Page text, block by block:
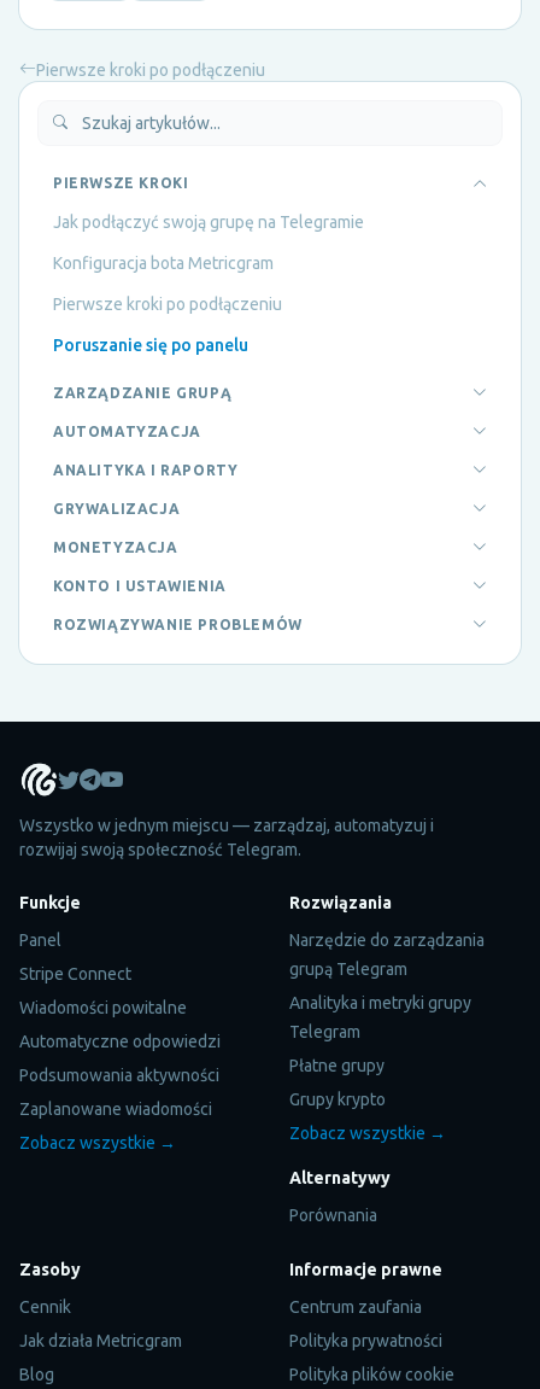
Pierwsze kroki po podłączeniu
PIERWSZE KROKI
Jak podłączyć swoją grupę na Telegramie
Konfiguracja bota Metricgram
Pierwsze kroki po podłączeniu
Poruszanie się po panelu
ZARZĄDZANIE GRUPĄ
AUTOMATYZACJA
ANALITYKA I RAPORTY
GRYWALIZACJA
MONETYZACJA
KONTO I USTAWIENIA
ROZWIĄZYWANIE PROBLEMÓW
Wszystko w jednym miejscu — zarządzaj, automatyzuj i
rozwijaj swoją społeczność Telegram.
Funkcje
Panel
Stripe Connect
Wiadomości powitalne
Automatyczne odpowiedzi
Podsumowania aktywności
Zaplanowane wiadomości
Zobacz wszystkie →
Rozwiązania
Narzędzie do zarządzania
grupą Telegram
Analityka i metryki grupy
Telegram
Płatne grupy
Grupy krypto
Zobacz wszystkie →
Alternatywy
Porównania
Zasoby
Cennik
Jak działa Metricgram
Blog
Informacje prawne
Centrum zaufania
Polityka prywatności
Polityka plików cookie